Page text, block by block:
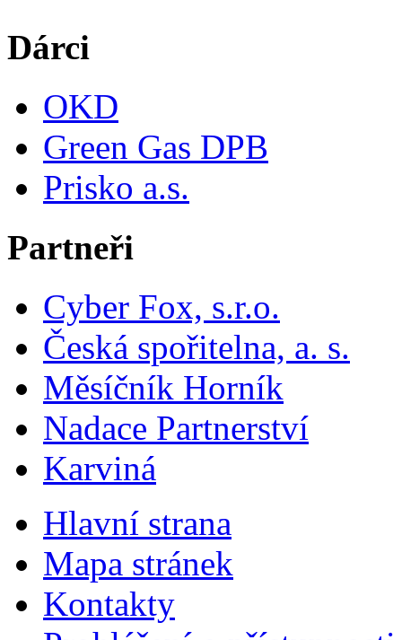
Dárci
OKD
Green Gas DPB
Prisko a.s.
Partneři
Cyber Fox, s.r.o.
Česká spořitelna, a. s.
Měsíčník Horník
Nadace Partnerství
Karviná
Hlavní strana
Mapa stránek
Kontakty